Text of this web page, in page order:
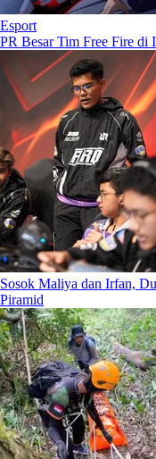
Esport
PR Besar Tim Free Fire di
Sosok Maliya dan Irfan,
Piramid